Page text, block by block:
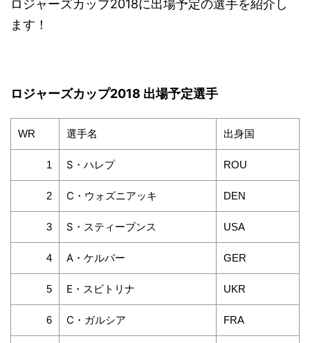
ロジャーズカップ2018に出場予定の選手を紹介し
ます！
ロジャーズカップ2018 出場予定選手
WR 選手名 出身国
1 S・ハレプ ROU
2 C・ウォズニアッキ DEN
3 S・スティーブンス USA
4 A・ケルバー GER
5 E・スビトリナ UKR
6 C・ガルシア FRA